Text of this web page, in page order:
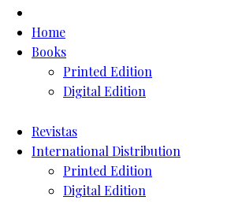
Home
Books
Printed Edition
Digital Edition
Revistas
International Distribution
Printed Edition
Digital Edition